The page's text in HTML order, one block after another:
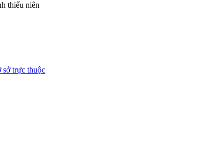
thiếu niên
sở trực thuộc